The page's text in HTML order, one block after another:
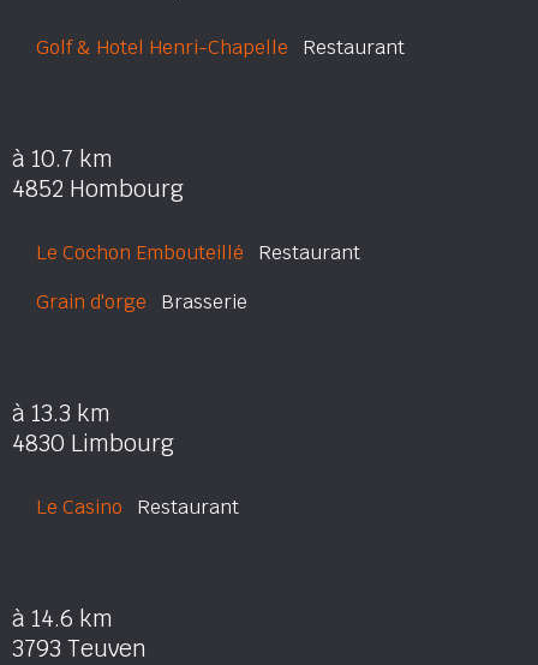
Golf & Hotel Henri-Chapelle Restaurant
à 10.7 km
4852 Hombourg
Le Cochon Embouteillé Restaurant
Grain d'orge Brasserie
à 13.3 km
4830 Limbourg
Le Casino Restaurant
à 14.6 km
3793 Teuven